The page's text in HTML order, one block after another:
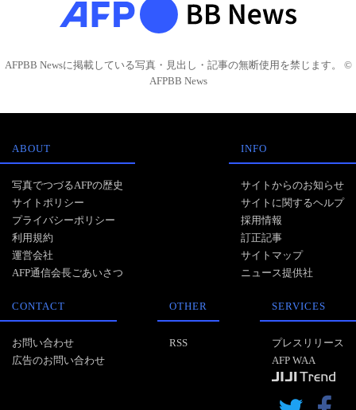
AFPBB Newsに掲載している写真・見出し・記事の無断使用を禁じます。 ©
AFPBB News
ABOUT
写真でつづるAFPの歴史
サイトポリシー
プライバシーポリシー
利用規約
運営会社
AFP通信会長ごあいさつ
INFO
サイトからのお知らせ
サイトに関するヘルプ
採用情報
訂正記事
サイトマップ
ニュース提供社
CONTACT
お問い合わせ
広告のお問い合わせ
OTHER
RSS
SERVICES
プレスリリース
AFP WAA